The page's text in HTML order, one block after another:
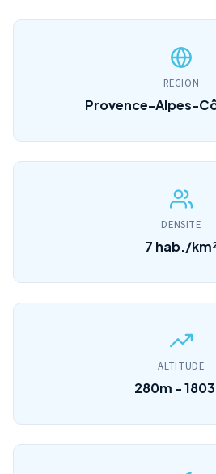
REGION
Provence-Alpes-
DENSITE
7 hab./
ALTITUDE
280m -